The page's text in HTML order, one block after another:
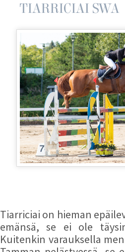
TIARRICIAI SWA
Tiarriciai on hieman
emänsä, se ei ole
Kuitenkin varauksella